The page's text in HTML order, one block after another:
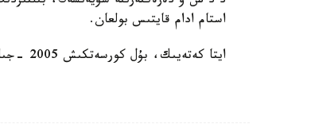
استام ادام قايتىس بولعان.
ايتا كەتەيىك، بۇل كورسەتكىش 2005 -جىلعىدان شامامەن ءۇش ەسە كوپ.